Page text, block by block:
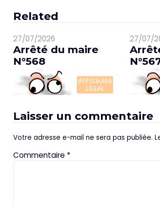
l’article
Related
27/07/2026
Arrêté du maire
N°568
27/07/
Laisser un commentaire
Votre adresse e-mail ne sera pas publiée.
Commentaire *